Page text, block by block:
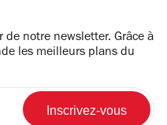
de notre newsletter. Grâce à
les meilleurs plans du